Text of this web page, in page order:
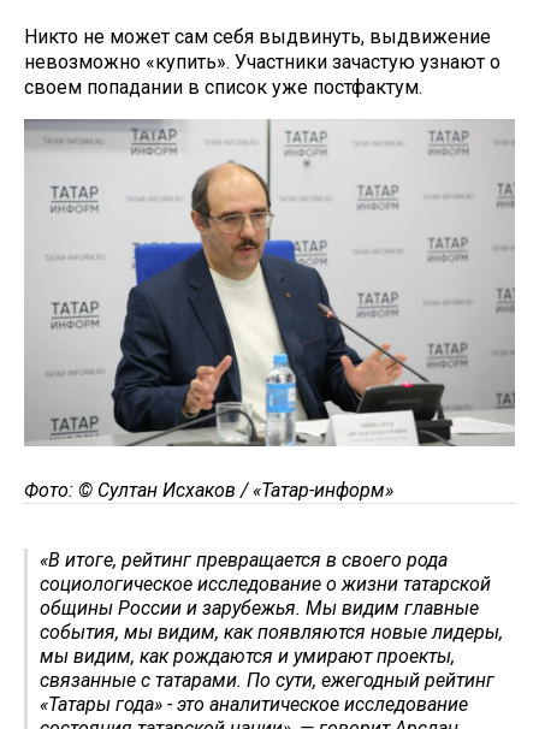
Никто не может сам себя выдвинуть, выдвижение
невозможно «купить». Участники зачастую узнают о
своем попадании в список уже постфактум.
Фото: © Султан Исхаков / «Татар-информ»
«В итоге, рейтинг превращается в своего рода
социологическое исследование о жизни татарской
общины России и зарубежья. Мы видим главные
события, мы видим, как появляются новые лидеры,
мы видим, как рождаются и умирают проекты,
связанные с татарами. По сути, ежегодный рейтинг
«Татары года» - это аналитическое исследование